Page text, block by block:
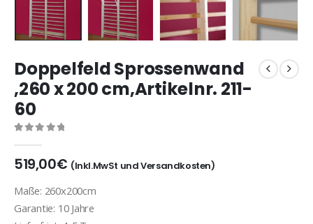
Doppelfeld Sprossenwand
,260 x 200 cm,Artikelnr. 211-
60
519,00€ (Inkl.MwSt und Versandkosten)
Maße: 260x200cm
Garantie: 10 Jahre